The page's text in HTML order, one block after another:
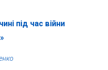
під час війни